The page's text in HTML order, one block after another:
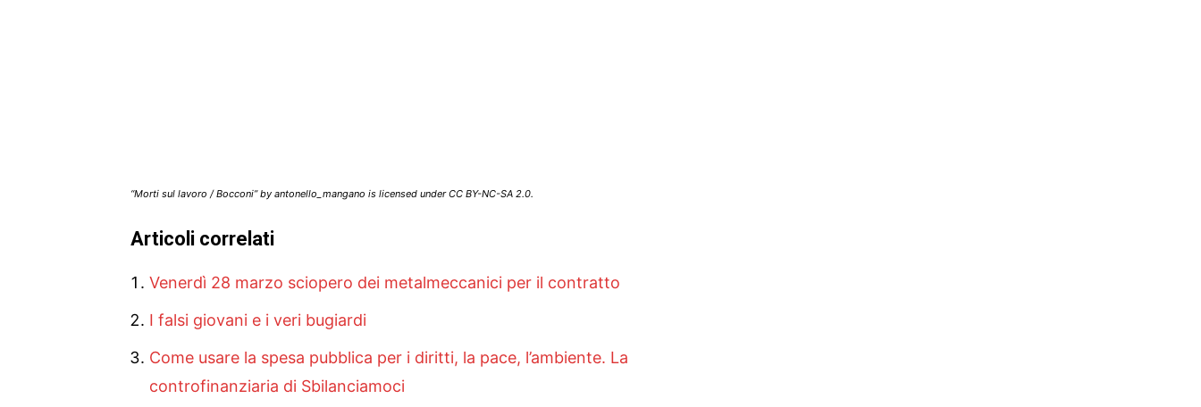
“Morti sul lavoro / Bocconi” by antonello_mangano is licensed under CC BY-NC-SA 2.0.
Articoli correlati
Venerdì 28 marzo sciopero dei metalmeccanici per il contratto
I falsi giovani e i veri bugiardi
Come usare la spesa pubblica per i diritti, la pace, l’ambiente. La
controfinanziaria di Sbilanciamoci